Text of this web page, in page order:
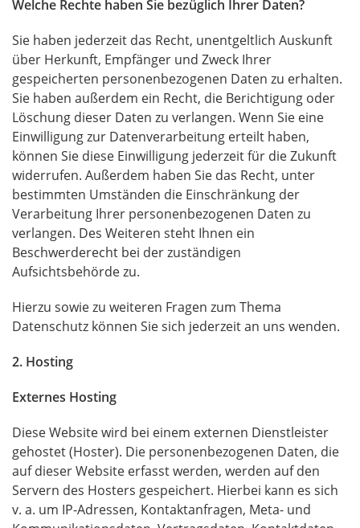
Welche Rechte haben Sie bezüglich Ihrer Daten?
Sie haben jederzeit das Recht, unentgeltlich Auskunft
über Herkunft, Empfänger und Zweck Ihrer
gespeicherten personenbezogenen Daten zu erhalten.
Sie haben außerdem ein Recht, die Berichtigung oder
Löschung dieser Daten zu verlangen. Wenn Sie eine
Einwilligung zur Datenverarbeitung erteilt haben,
können Sie diese Einwilligung jederzeit für die Zukunft
widerrufen. Außerdem haben Sie das Recht, unter
bestimmten Umständen die Einschränkung der
Verarbeitung Ihrer personenbezogenen Daten zu
verlangen. Des Weiteren steht Ihnen ein
Beschwerderecht bei der zuständigen
Aufsichtsbehörde zu.
Hierzu sowie zu weiteren Fragen zum Thema
Datenschutz können Sie sich jederzeit an uns wenden.
2. Hosting
Externes Hosting
Diese Website wird bei einem externen Dienstleister
gehostet (Hoster). Die personenbezogenen Daten, die
auf dieser Website erfasst werden, werden auf den
Servern des Hosters gespeichert. Hierbei kann es sich
v. a. um IP-Adressen, Kontaktanfragen, Meta- und